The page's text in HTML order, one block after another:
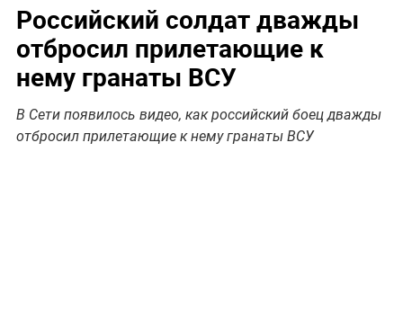
Российский солдат дважды
отбросил прилетающие к
нему гранаты ВСУ
В Сети появилось видео, как российский боец дважды
отбросил прилетающие к нему гранаты ВСУ